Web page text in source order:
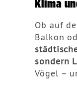
Klima
Ob auf
Balkon
sondern
Vögel –